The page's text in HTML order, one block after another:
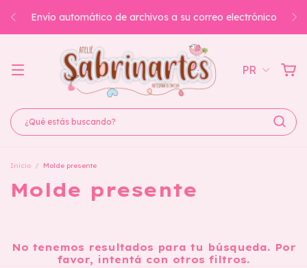
Envío automático de archivos a su correo electrónico
PR
Inicio / Molde presente
Molde presente
No tenemos resultados para tu búsqueda. Por
favor, intentá con otros filtros.